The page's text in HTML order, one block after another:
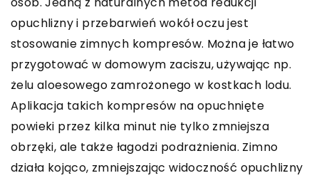
opuchlizny i przebarwień wokół oczu jest
stosowanie zimnych kompresów. Można je łatwo
przygotować w domowym zaciszu, używając np.
żelu aloesowego zamrożonego w kostkach lodu.
Aplikacja takich kompresów na opuchnięte
powieki przez kilka minut nie tylko zmniejsza
obrzęki, ale także łagodzi podrażnienia. Zimno
działa kojąco, zmniejszając widoczność opuchlizny